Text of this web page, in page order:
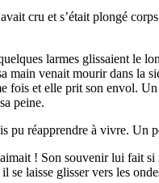
cru et s’était plongé
larmes glissaient le
venait mourir dans la
fois et elle prit son envol.
peine.
pu réapprendre à vivre.
! Son souvenir lui fait
se laisse glisser vers les